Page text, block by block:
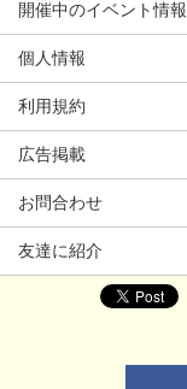
開催中のイベント情報
個人情報
利用規約
広告掲載
お問合わせ
友達に紹介